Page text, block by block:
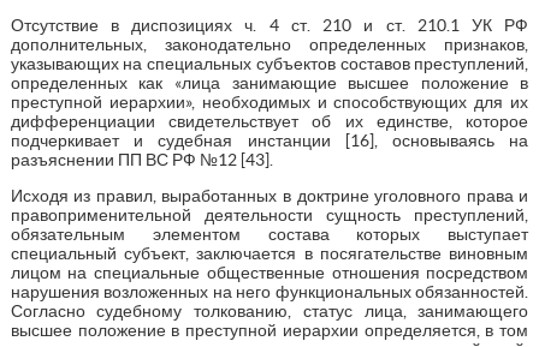
Отсутствие в диспозициях ч. 4 ст. 210 и ст. 210.1 УК РФ
дополнительных, законодательно определенных признаков,
указывающих на специальных субъектов составов преступлений,
определенных как «лица занимающие высшее положение в
преступной иерархии», необходимых и способствующих для их
дифференциации свидетельствует об их единстве, которое
подчеркивает и судебная инстанции [16], основываясь на
разъяснении ПП ВС РФ №12 [43].
Исходя из правил, выработанных в доктрине уголовного права и
правоприменительной деятельности сущность преступлений,
обязательным элементом состава которых выступает
специальный субъект, заключается в посягательстве виновным
лицом на специальные общественные отношения посредством
нарушения возложенных на него функциональных обязанностей.
Согласно судебному толкованию, статус лица, занимающего
высшее положение в преступной иерархии определяется, в том